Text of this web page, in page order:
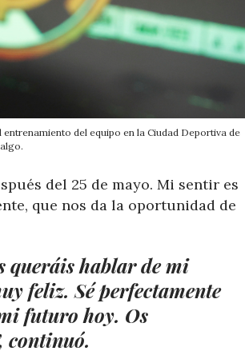
del equipo en la Ciudad Deportiva de
del 25 de mayo. Mi sentir es
que nos da la oportunidad de
queráis hablar de mi
feliz. Sé perfectamente
futuro hoy. Os
continuó.